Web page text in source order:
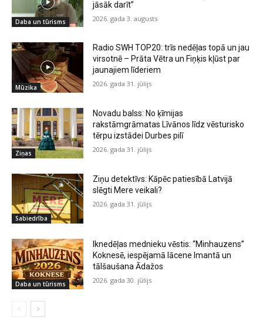
Daba un tūrisms
jāsāk darīt”
2026. gada 3. augusts
Mūzika
Radio SWH TOP20: trīs nedēļas topā un jau
virsotnē – Prāta Vētra un Fiņķis kļūst par
jaunajiem līderiem
2026. gada 31. jūlijs
Ziņas
Novadu balss: No ķīmijas
rakstāmgrāmatas Līvānos līdz vēsturisko
tērpu izstādei Durbes pilī
2026. gada 31. jūlijs
Sabiedrība
Ziņu detektīvs: Kāpēc patiesībā Latvijā
slēgti Mere veikali?
2026. gada 31. jūlijs
Daba un tūrisms
Iknedēļas mednieku vēstis: “Minhauzens”
Koknesē, iespējamā lācene Imantā un
tālšaušana Ādažos
2026. gada 30. jūlijs